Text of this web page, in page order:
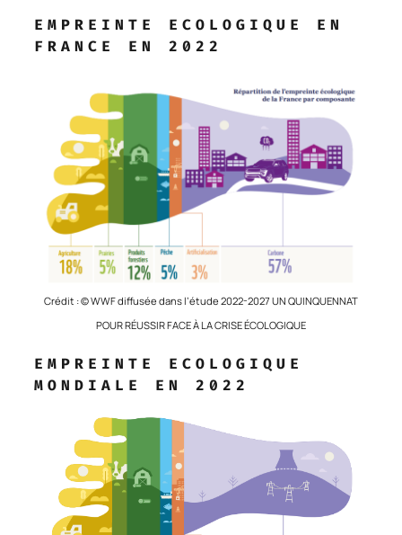
EMPREINTE ECOLOGIQUE EN
FRANCE EN 2022
Crédit : © WWF diffusée dans l’étude 2022-2027 UN QUINQUENNAT
POUR RÉUSSIR FACE À LA CRISE ÉCOLOGIQUE
EMPREINTE ECOLOGIQUE
MONDIALE EN 2022